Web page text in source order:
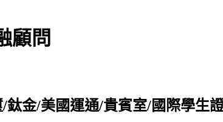
顧問
金/美國運通/貴賓室/國際學生